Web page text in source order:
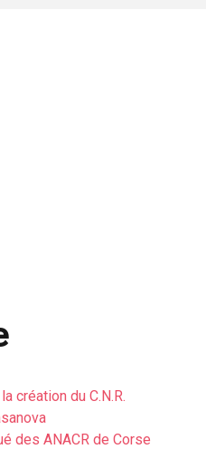
création du C.N.R.
des ANACR de Corse